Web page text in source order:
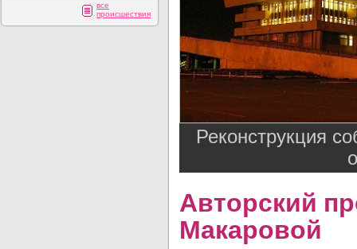
все
происшествия
Реконструкция
Авторский
Макаровой